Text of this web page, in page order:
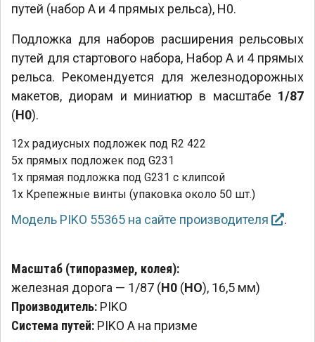
путей (набор А и 4 прямых рельса), H0.
Подложка для наборов расширения рельсовых
путей для стартового набора, Набор А и 4 прямых
рельса. Рекомендуется для железнодорожных
макетов, диорам и миниатюр в масштабе 1/87
(H0).
12x радиусных подложек под R2 422
5x прямых подложек под G231
1x прямая подложка под G231 с клипсой
1x Крепежные винты (упаковка около 50 шт.)
Модель PIKO 55365 на сайте производителя .
Масштаб (типоразмер, колея):
железная дорога — 1/87 (H0 (HO), 16,5 мм)
Производитель: PIKO
Система путей: PIKO A на призме